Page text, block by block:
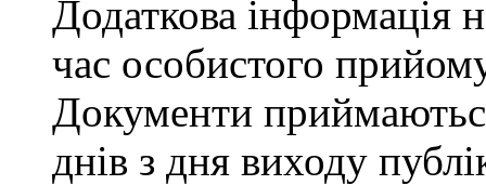
Додаткова інформація
час особистого
Документи
днів з дня виходу